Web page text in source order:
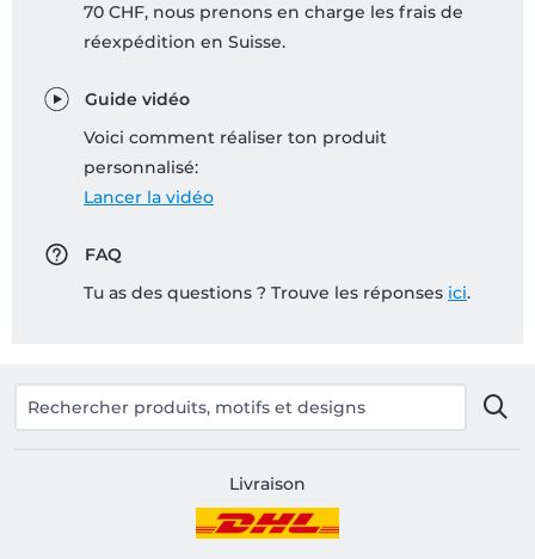
70 CHF, nous prenons en charge les frais de
réexpédition en Suisse.
Guide vidéo
Voici comment réaliser ton produit
personnalisé:
Lancer la vidéo
FAQ
Tu as des questions ? Trouve les réponses ici.
Livraison